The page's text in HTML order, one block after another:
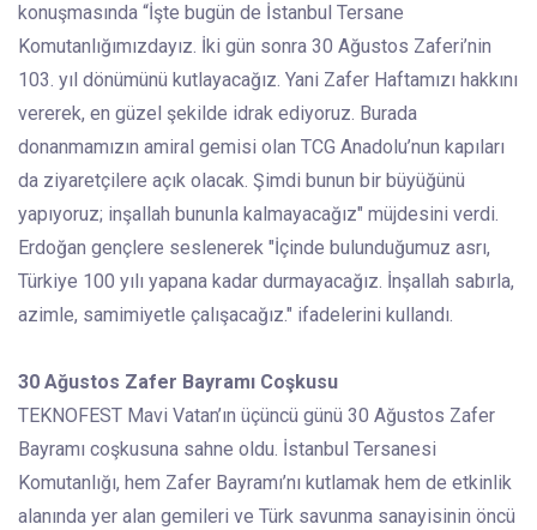
konuşmasında “İşte bugün de İstanbul Tersane
Komutanlığımızdayız. İki gün sonra 30 Ağustos Zaferi’nin
103. yıl dönümünü kutlayacağız. Yani Zafer Haftamızı hakkını
vererek, en güzel şekilde idrak ediyoruz. Burada
donanmamızın amiral gemisi olan TCG Anadolu’nun kapıları
da ziyaretçilere açık olacak. Şimdi bunun bir büyüğünü
yapıyoruz; inşallah bununla kalmayacağız" müjdesini verdi.
Erdoğan gençlere seslenerek "İçinde bulunduğumuz asrı,
Türkiye 100 yılı yapana kadar durmayacağız. İnşallah sabırla,
azimle, samimiyetle çalışacağız." ifadelerini kullandı.
30 Ağustos Zafer Bayramı Coşkusu
TEKNOFEST Mavi Vatan’ın üçüncü günü 30 Ağustos Zafer
Bayramı coşkusuna sahne oldu. İstanbul Tersanesi
Komutanlığı, hem Zafer Bayramı’nı kutlamak hem de etkinlik
alanında yer alan gemileri ve Türk savunma sanayisinin öncü